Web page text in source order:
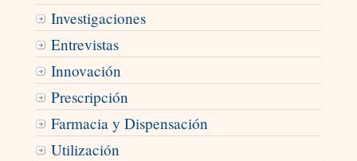
Investigaciones
Entrevistas
Innovación
Prescripción
Farmacia y Dispensación
Utilización